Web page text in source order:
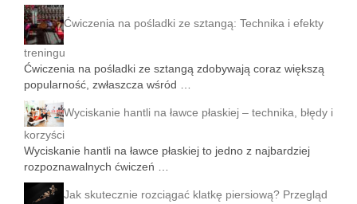
Ćwiczenia na pośladki ze sztangą: Technika i efekty
treningu
Ćwiczenia na pośladki ze sztangą zdobywają coraz większą
popularność, zwłaszcza wśród …
Wyciskanie hantli na ławce płaskiej – technika, błędy i
korzyści
Wyciskanie hantli na ławce płaskiej to jedno z najbardziej
rozpoznawalnych ćwiczeń …
Jak skutecznie rozciągać klatkę piersiową? Przegląd